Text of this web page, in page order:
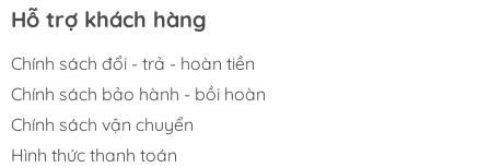
Hỗ trợ khách hàng
Chính sách đổi - trả - hoàn tiền
Chính sách bảo hành - bồi hoàn
Chính sách vận chuyển
Hình thức thanh toán